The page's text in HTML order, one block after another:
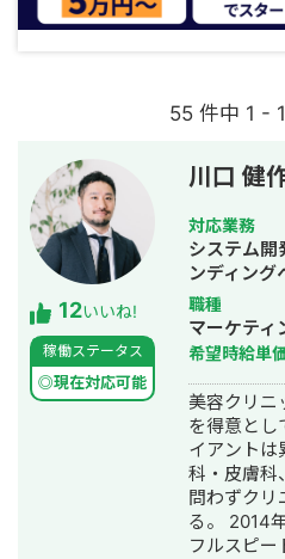
55 件中 1 -
12いいね!
稼働ステータス
◎現在対応可能
川口 健
対応業務
システム開
ンディング
Youtubeチ
げ・ECサ
成代行・
SNS運用代
ィング・ホ
ナー制作・
作成・リ
ウンドメデ
行・動画制
職種
マーケティ
希望時給単
美容クリニ
を得意とし
イアントは
科・皮膚科
問わずクリ
る。 2014年にWebマーケティング会社
フルスピー